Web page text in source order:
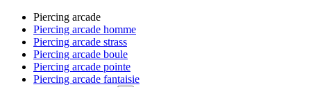
Piercing arcade
Piercing arcade homme
Piercing arcade strass
Piercing arcade boule
Piercing arcade pointe
Piercing arcade fantaisie